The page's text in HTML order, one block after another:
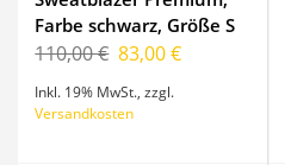
Farbe schwarz, Größe S
110,00 € 83,00 €
Inkl. 19% MwSt. ,zzgl.
Versandkosten